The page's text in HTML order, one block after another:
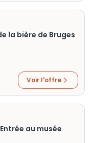
la bière de Bruges
Voir l'offre
au musée